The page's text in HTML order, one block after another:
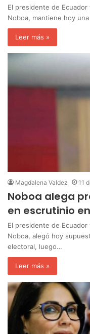
El presidente de
Noboa, mantiene hoy
Leer más »
Magdalena Valdez 11
Noboa alega
en escrutinio
El presidente de
Noboa, alegó hoy
electoral, luego…
Leer más »